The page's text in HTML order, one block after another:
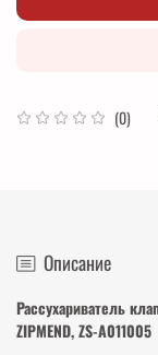
(0)
Описание
Рассухариватель
ZIPMEND, ZS-A011005